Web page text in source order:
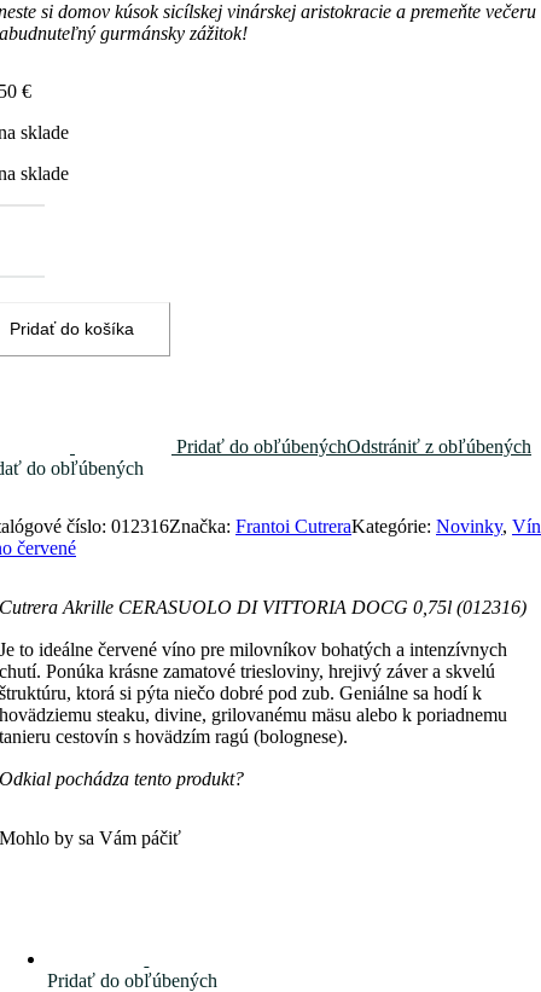
si domov kúsok sicílskej vinárskej aristokracie a premeňte večeru
gurmánsky zážitok!
€
sklade
sklade
Pridať do košíka
Pridať do obľúbenýchOdstrániť z obľúbených
do obľúbených
číslo: 012316Značka: Frantoi CutreraKategórie: Novinky,
červené
Cutrera Akrille CERASUOLO DI VITTORIA DOCG 0,75l (012316)
Je to ideálne červené víno pre milovníkov bohatých a intenzívnych
chutí. Ponúka krásne zamatové triesloviny, hrejivý záver a skvelú
štruktúru, ktorá si pýta niečo dobré pod zub. Geniálne sa hodí k
hovädziemu steaku, divine, grilovanému mäsu alebo k poriadnemu
tanieru cestovín s hovädzím ragú (bolognese).
Odkial pochádza tento produkt?
Mohlo by sa Vám páčiť
Pridať do obľúbených